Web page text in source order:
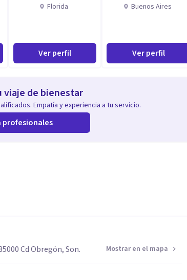
Florida
Ver perfil
Buenos Aires
Ver perfil
viaje de bienestar
Empatía y experiencia a tu servicio.
profesionales
Cd Obregón, Son.
Mostrar en el mapa